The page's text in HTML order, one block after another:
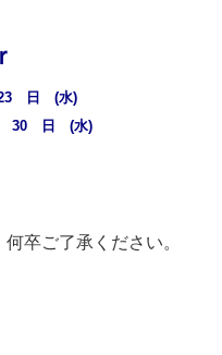
日 (水)
30 日 (水)
卒ご了承ください。